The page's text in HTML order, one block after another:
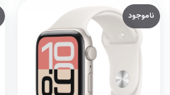
ناموجود